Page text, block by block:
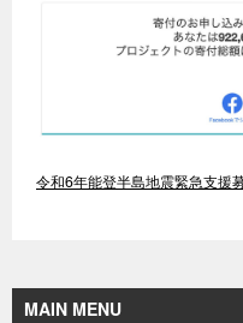
令和6年能登半島地震緊急支援
MAIN MENU